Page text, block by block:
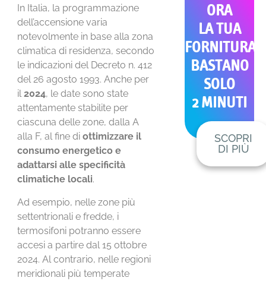
In Italia, la programmazione
dell’accensione varia
notevolmente in base alla zona
climatica di residenza, secondo
le indicazioni del Decreto n. 412
del 26 agosto 1993. Anche per
il2024, le date sono state
attentamente stabilite per
ciascuna delle zone, dalla A
alla F, al fine diottimizzare il
consumo energetico e
adattarsi alle specificità
climatiche locali.
Ad esempio, nelle zone più
settentrionali e fredde, i
termosifoni potranno essere
accesi a partire dal 15 ottobre
2024. Al contrario, nelle regioni
meridionali più temperate
ORA
LA TUA
FORNITURA
BASTANO
SOLO
2 MINUTI
SCOPRI
DI PIÙ